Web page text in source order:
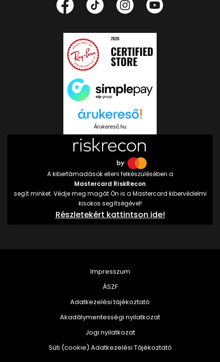
Árukereső.hu
A kibertámadások elleni felkészülésében a
Mastercard RiskRecon
segít minket. Védje meg magát Ön is a Mastercard kibervédelmi
kisokos segítségével!
Részletekért kattintson ide!
Impresszum
ÁSZF
Adatkezelési tájékoztató
Akadálymentességi nyilatkozat
Jogi nyilatkozat
Süti (cookie) Adatkezelési Tájékoztató